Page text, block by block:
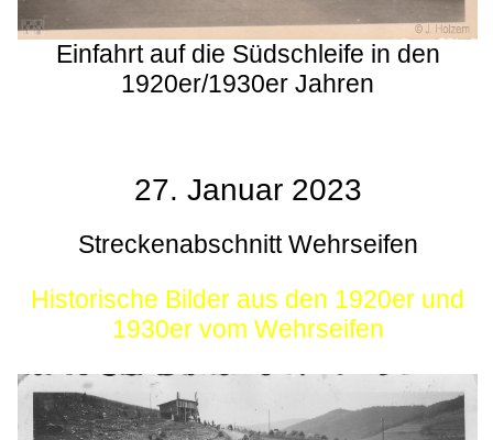
Einfahrt auf die Südschleife in den
1920er/1930er Jahren
27. Januar 2023
Streckenabschnitt Wehrseifen
Historische Bilder aus den 1920er und
1930er vom Wehrseifen